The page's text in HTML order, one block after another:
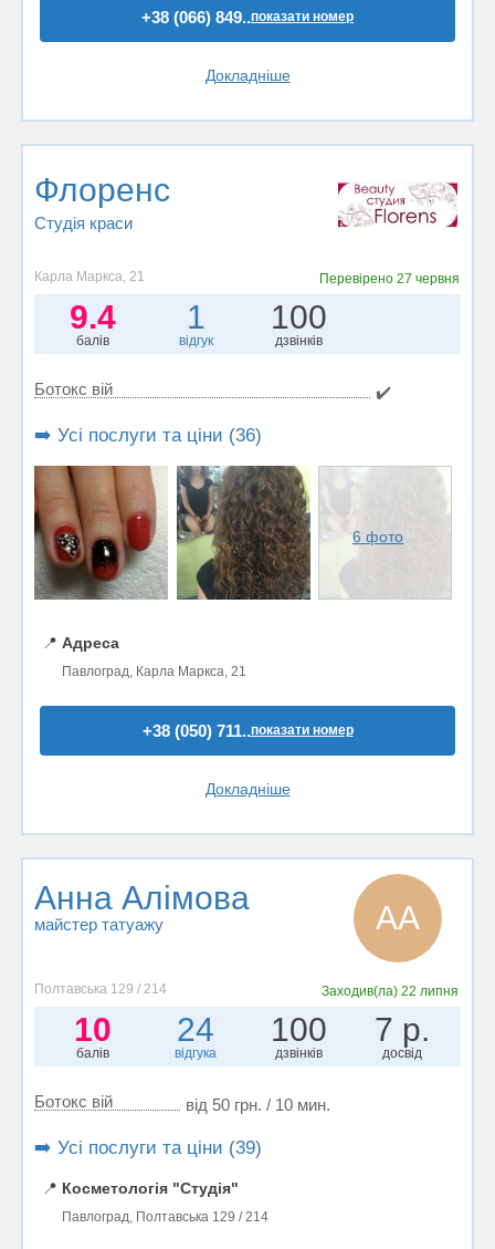
+38 (066) 849..показати номер
Докладніше
Флоренс
Студія краси
Карла Маркса, 21 Перевірено27 червня
9.4
балів
1
відгук
100
дзвінків
Ботокс вій ✔️
➡️ Усі послуги та ціни (36)
6 фото
📍 Адреса
Павлоград, Карла Маркса, 21
+38 (050) 711..показати номер
Докладніше
Анна Алімова
майстер татуажу АА
Полтавська 129 / 214 Заходив(ла) 22 липня
10
балів
24
відгука
100
дзвінків
7 р.
досвід
Ботокс вій від 50 грн. / 10 мин.
➡️ Усі послуги та ціни (39)
📍 Косметологія "Студія"
Павлоград, Полтавська 129 / 214